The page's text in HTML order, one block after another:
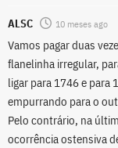
ALSC 10 meses ago
Vamos pagar duas
flanelinha irregular,
ligar para 1746 e para
empurrando para o
Pelo contrário, na
ocorrência ostensiva